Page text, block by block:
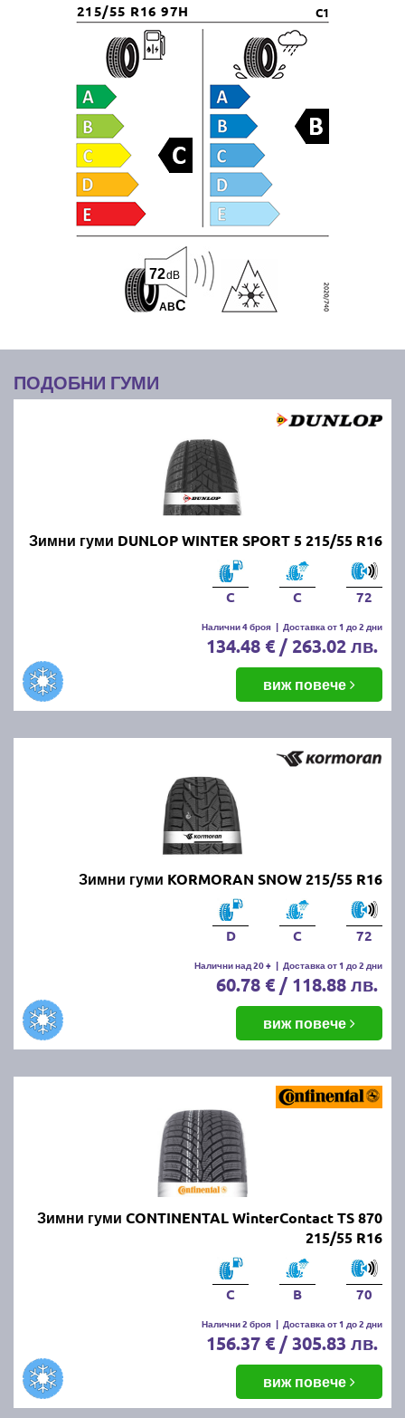
215/55 R16 97H C1
ABC
72dB
ПОДОБНИ ГУМИ
Зимни гуми DUNLOP WINTER SPORT 5 215/55 R16
C C 72
Налични 4 броя | Доставка от 1 до 2 дни
134.48 € / 263.02 лв.
виж повече
Зимни гуми KORMORAN SNOW 215/55 R16
D C 72
Налични над 20 + | Доставка от 1 до 2 дни
60.78 € / 118.88 лв.
виж повече
Зимни гуми CONTINENTAL WinterContact TS 870
215/55 R16
C B 70
Налични 2 броя | Доставка от 1 до 2 дни
156.37 € / 305.83 лв.
виж повече